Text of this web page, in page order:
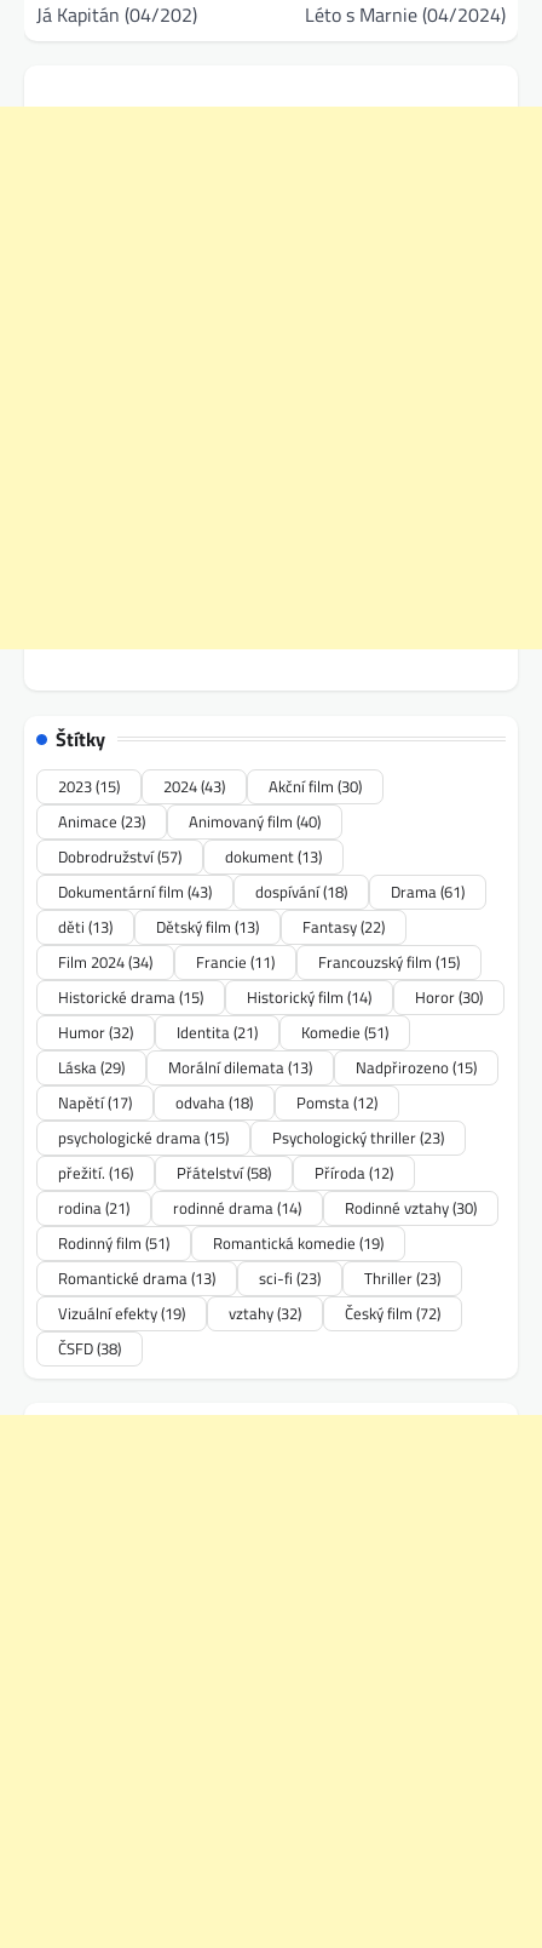
pro
příspěvek
Já Kapitán (04/202)
Léto s Marnie (04/2024)
Štítky
2023(15) 2024(43) Akční film (30)
Animace (23) Animovaný film (40)
Dobrodružství(57) dokument(13)
Dokumentární film (43) dospívání(18) Drama(61)
děti (13) Dětský film (13) Fantasy(22)
Film 2024(34) Francie (11) Francouzský film (15)
Historické drama(15) Historický film (14) Horor(30)
Humor(32) Identita(21) Komedie (51)
Láska(29) Morální dilemata(13) Nadpřirozeno(15)
Napětí(17) odvaha(18) Pomsta(12)
psychologické drama(15) Psychologický thriller(23)
přežití. (16) Přátelství(58) Příroda(12)
rodina(21) rodinné drama(14) Rodinné vztahy(30)
Rodinný film (51) Romantická komedie (19)
Romantické drama(13) sci-fi (23) Thriller(23)
Vizuální efekty(19) vztahy(32) Český film (72)
ČSFD(38)